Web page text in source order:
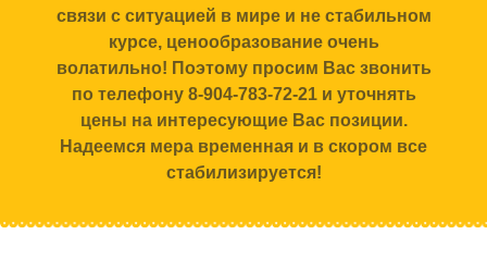
связи с ситуацией в мире и не стабильном
курсе, ценообразование очень
волатильно! Поэтому просим Вас звонить
по телефону 8-904-783-72-21 и уточнять
цены на интересующие Вас позиции.
Надеемся мера временная и в скором все
стабилизируется!